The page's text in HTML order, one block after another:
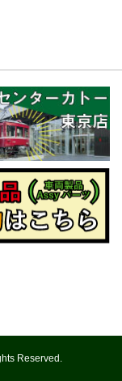
Reserved.